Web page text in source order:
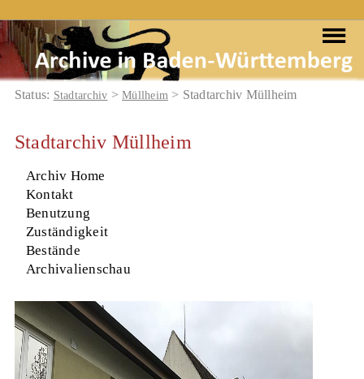
Status: Stadtarchiv >Müllheim > Stadtarchiv Müllheim
Stadtarchiv Müllheim
Archiv Home
Kontakt
Benutzung
Zuständigkeit
Bestände
Archivalienschau